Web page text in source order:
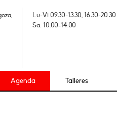
Lu-Vi 09.30-13.30, 16.30-20.30
Sa: 10.00-14.00
Agenda Talleres